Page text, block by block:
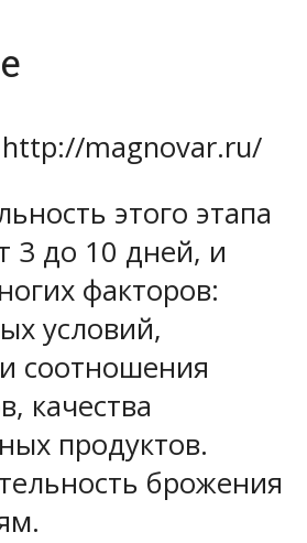
http://magnovar.ru/
этого этапа
3 до 10 дней, и
факторов:
условий,
соотношения
качества
продуктов.
брожения